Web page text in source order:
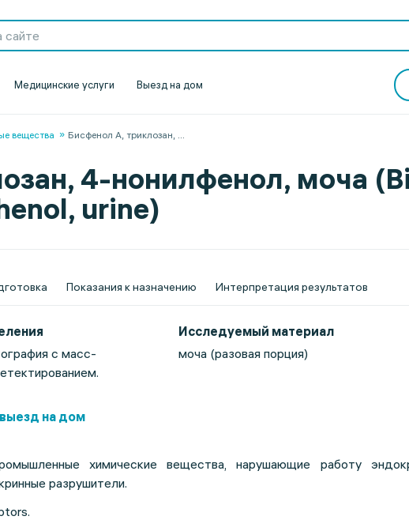
Медицинские услуги Выезд на дом
вещества Бисфенол А, триклозан, ...
4-нонилфенол, моча
urine)
Показания к назначению Интерпретация результатов
с масс-
Исследуемый материал
моча (разовая порция)
на дом
химические вещества, нарушающие работу
разрушители.